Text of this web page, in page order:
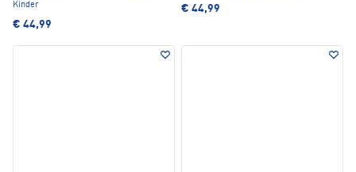
Kinder
€ 44,99
€ 44,99